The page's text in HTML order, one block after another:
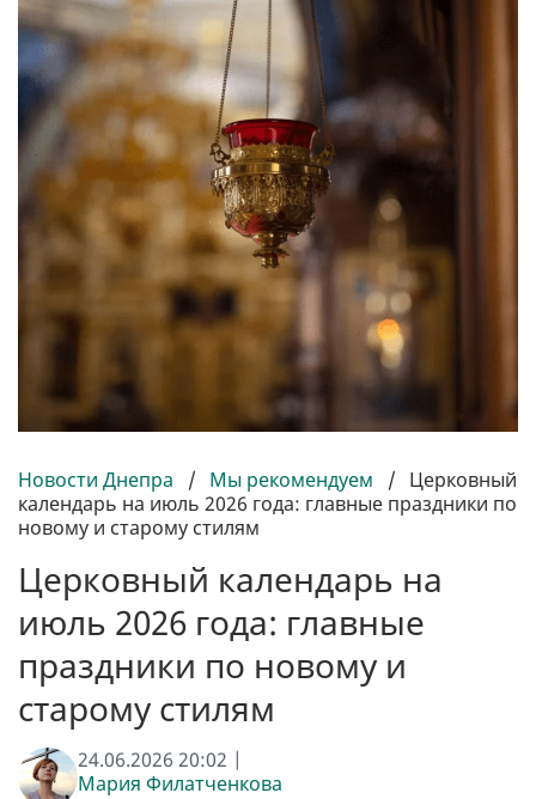
Новости Днепра / Мы рекомендуем / Церковный
календарь на июль 2026 года: главные праздники по
новому и старому стилям
Церковный календарь на
июль 2026 года: главные
праздники по новому и
старому стилям
24.06.2026 20:02 |
Мария Филатченкова